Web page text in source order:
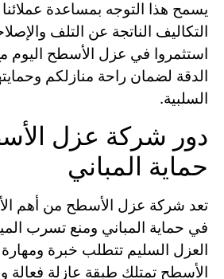
يسمح هذا التوجه بمساعدة
التكاليف الناتجة عن التلف
استثمروا في عزل الأسطح اليوم
الدقة لضمان راحة منازلكم
السلبية.
دور شركة عزل
حماية المباني
تعد شركة عزل الأسطح من أهم
في حماية المباني ومنع تسرب
العزل السليم تتطلب خبرة ومهارة
الأسطح تمتلك طبقة عازلة فعالة